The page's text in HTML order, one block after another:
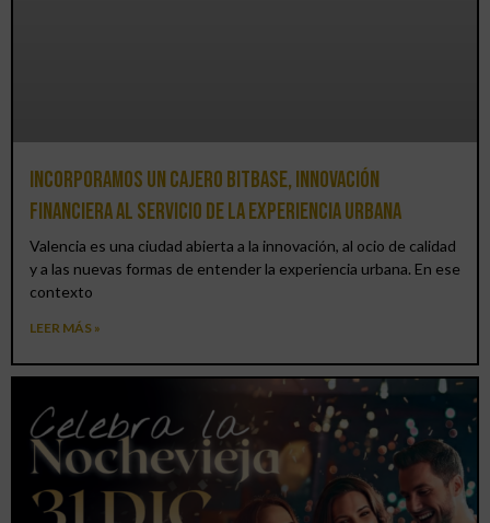
Incorporamos un cajero BitBase, innovación
financiera al servicio de la experiencia urbana
Valencia es una ciudad abierta a la innovación, al ocio de calidad
y a las nuevas formas de entender la experiencia urbana. En ese
contexto
LEER MÁS »